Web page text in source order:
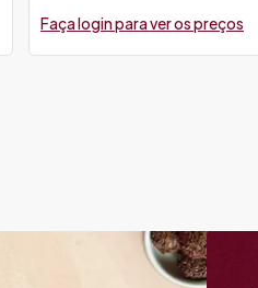
Faça login para ver os preços